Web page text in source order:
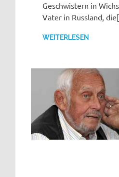
Geschwistern in
Vater in Russland,
WEITERLESEN